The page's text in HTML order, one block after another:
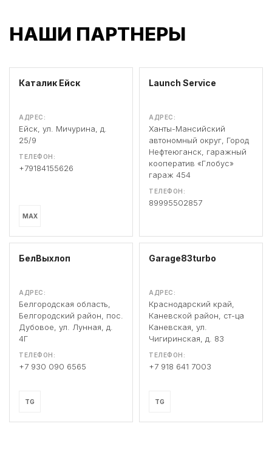
НАШИ ПАРТНЕРЫ
Каталик Ейск
АДРЕС:
Ейск, ул. Мичурина, д.
25/9
ТЕЛЕФОН:
+79184155626
MAX
Launch Service
АДРЕС:
Ханты-Мансийский
автономный округ, Город
Нефтеюганск, гаражный
кооператив «Глобус»
гараж 454
ТЕЛЕФОН:
89995502857
БелВыхлоп
АДРЕС:
Белгородская область,
Белгородский район, пос.
Дубовое, ул. Лунная, д.
4Г
ТЕЛЕФОН:
+7 930 090 6565
TG
Garage83turbo
АДРЕС:
Краснодарский край,
Каневской район, ст-ца
Каневская, ул.
Чигиринская, д. 83
ТЕЛЕФОН:
+7 918 641 7003
TG